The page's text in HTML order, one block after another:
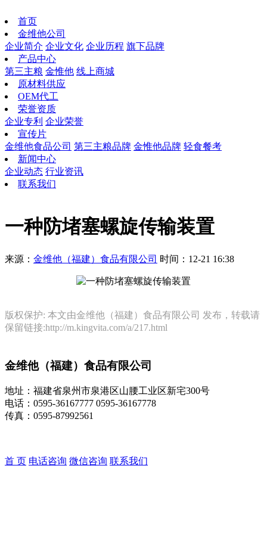
首页
金维他公司
企业简介 企业文化 企业历程 旗下品牌
产品中心
第三主粮 金惟他 线上商城
原材料供应
OEM代工
荣誉资质
企业专利 企业荣誉
宣传片
金维他食品公司 第三主粮品牌 金惟他品牌 轻食餐考
新闻中心
企业动态 行业资讯
联系我们
一种防堵塞螺旋传输装置
来源： 金维他（福建）食品有限公司 时间：12-21 16:38
版权保护: 本文由金维他（福建）食品有限公司 发布，转载请
保留链接:http://m.kingvita.com/a/217.html
金维他（福建）食品有限公司
地址：福建省泉州市泉港区山腰工业区新宅300号
电话：0595-36167777 0595-36167778
传真：0595-87992561
首 页 电话咨询 微信咨询 联系我们